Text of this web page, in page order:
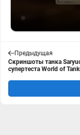
Предыдущая
Скриншоты танка
супертеста World of